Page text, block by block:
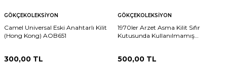
GÖKÇEKOLEKSIYON
Camel Universal Eski Anahtarlı Kilit
(Hong Kong) AOB651
300,00 TL
GÖKÇEKOLEKSIYON
1970ler Arzet Asma Kilit Sıfır
Kutusunda Kullanılmamış
500,00 TL